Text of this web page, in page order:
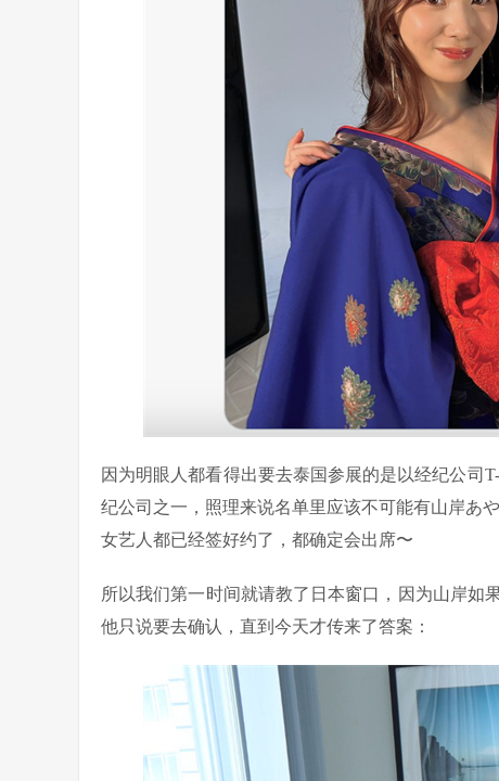
因为明眼人都看得出要去泰国参展的是以经纪公司
纪公司之一，照理来说名单里应该不可能有山岸あ
女艺人都已经签好约了，都确定会出席〜
所以我们第一时间就请教了日本窗口，因为山岸如
他只说要去确认，直到今天才传来了答案：